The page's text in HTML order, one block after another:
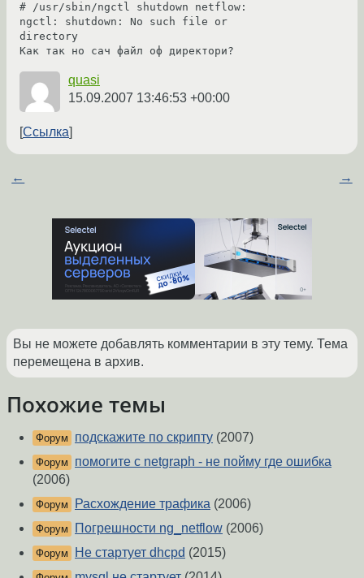
# /usr/sbin/ngctl shutdown netflow:
ngctl: shutdown: No such file or
directory
Как так но сач файл оф директори?
quasi
15.09.2007 13:46:53 +00:00
Ссылка
← →
Вы не можете добавлять комментарии в эту тему. Тема
перемещена в архив.
Похожие темы
Форум подскажите по скрипту (2007)
Форум
помогите с netgraph - не пойму где ошибка
(2006)
Форум Расхождение трафика (2006)
Форум Погрешности ng_netflow (2006)
Форум Не стартует dhcpd (2015)